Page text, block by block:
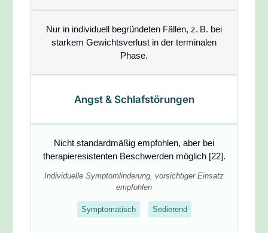
Nur in individuell begründeten Fällen, z. B. bei
starkem Gewichtsverlust in der terminalen
Phase.
Angst & Schlafstörungen
Nicht standardmäßig empfohlen, aber bei
therapieresistenten Beschwerden möglich [22].
Individuelle Symptomlinderung, vorsichtiger Einsatz
empfohlen
Symptomatisch Sedierend